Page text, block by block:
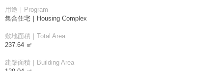
用途｜Program
集合住宅｜Housing Complex
敷地面積｜Total Area
237.64 ㎡
建築面積｜Building Area